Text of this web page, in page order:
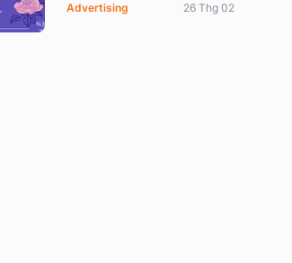
Advertising 26 Thg 02